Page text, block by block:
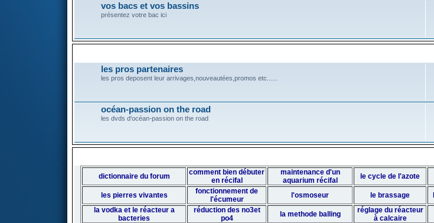
vos bacs et vos bassins
présentez votre bac ici
les pros partenaires
les pros deposent leur arrivages,nouveautées,promos etc......
océan-passion on the road
les dvds d'océan-passion on the road
dictionnaire du forum
comment bien débuter
en récifal
maintenance d'un
aquarium récifal
le cycle de l'azote
les pierres vivantes
fonctionnement de
l'écumeur
l'osmoseur le brassage
la vodka et le réacteur a
bacteries
réduction des no3et
po4
la methode balling
réglage du réacteur
à calcaire